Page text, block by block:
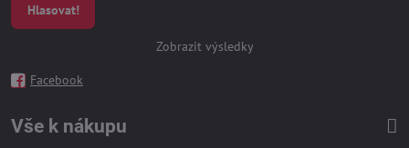
Hlasovat!
Zobrazit výsledky
Facebook
Vše k nákupu